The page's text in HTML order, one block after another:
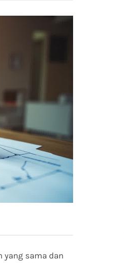
yang sama dan